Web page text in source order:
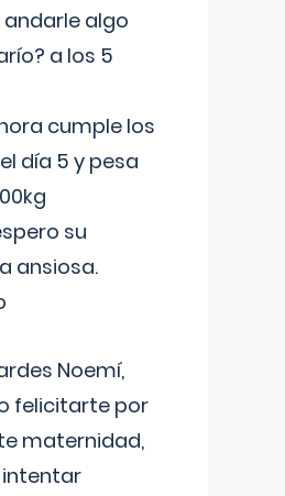
algo
a los 5
cumple los
día 5 y pesa
su
ansiosa.
Noemí,
felicitarte por
maternidad,